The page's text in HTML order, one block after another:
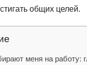
общих целей.
меня на работу: